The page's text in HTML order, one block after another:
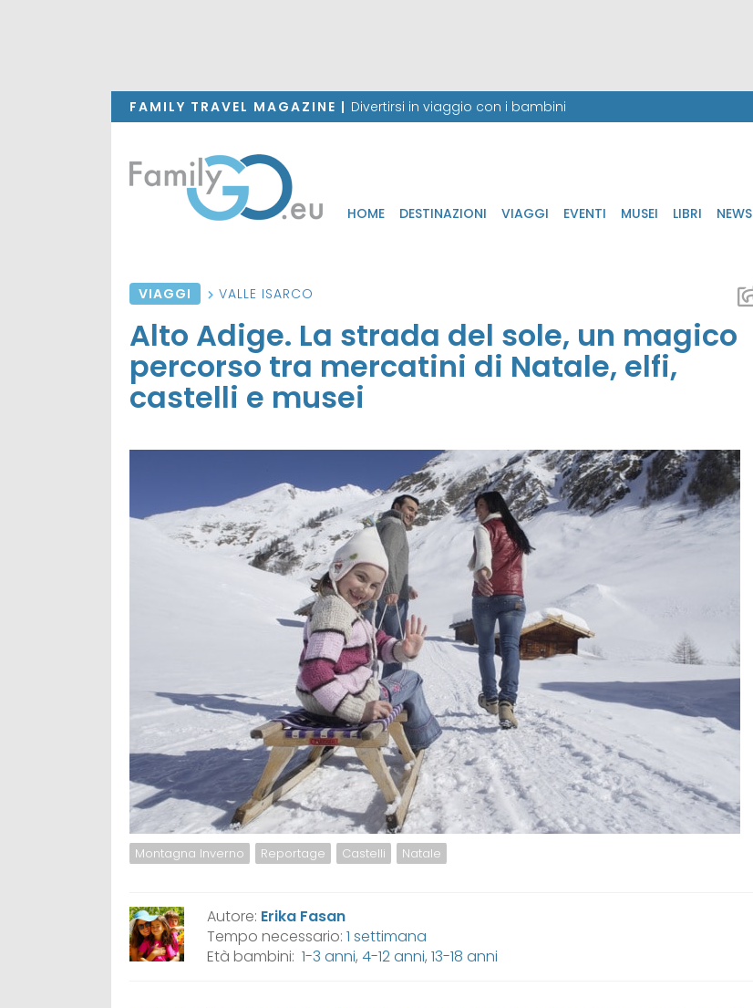
FAMILY TRAVEL MAGAZINE | Divertirsi in viaggio con i bambini
HOME DESTINAZIONI VIAGGI EVENTI MUSEI LIBRI NEWS
VIAGGI VALLE ISARCO
Alto Adige. La strada del sole, un magico
percorso tra mercatini di Natale, elfi,
castelli e musei
Montagna Inverno Reportage Castelli Natale
Autore: Erika Fasan
Tempo necessario: 1 settimana
Età bambini: 1-3 anni, 4-12 anni, 13-18 anni